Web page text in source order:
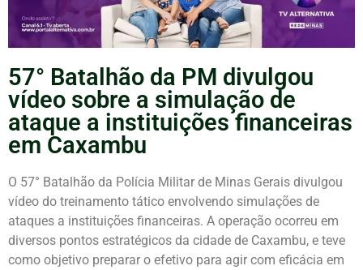
57° Batalhão da PM divulgou
vídeo sobre a simulação de
ataque a instituições financeiras
em Caxambu
O 57° Batalhão da Polícia Militar de Minas Gerais divulgou
vídeo do treinamento tático envolvendo simulações de
ataques a instituições financeiras. A operação ocorreu em
diversos pontos estratégicos da cidade de Caxambu, e teve
como objetivo preparar o efetivo para agir com eficácia em